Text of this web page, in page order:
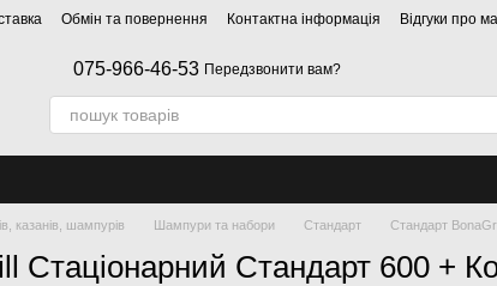
Обмін та повернення Контактна інформація Відгуки про
075-966-46-53 Передзвонити вам?
казанів, шампурів Шампури та набори Стандарт Стандарт
Стаціонарний Стандарт 600 +